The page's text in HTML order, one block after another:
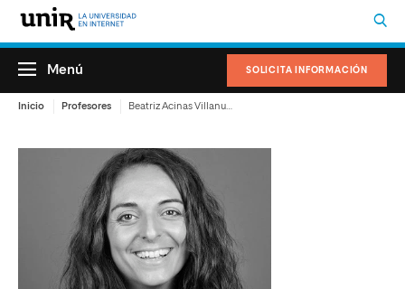
SOLICITA INFORMACIÓN
Menú
Inicio Profesores